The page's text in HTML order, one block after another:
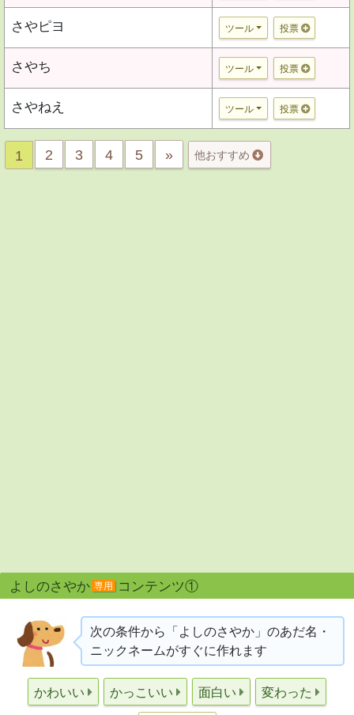
さやピヨ ツール 投票
さやち ツール 投票
さやねえ ツール 投票
1 2 3 4 5 » 他おすすめ
よしのさやか 専用 コンテンツ①
次の条件から「よしのさやか」のあだ名・
ニックネームがすぐに作れます
かわいい かっこいい 面白い 変わった